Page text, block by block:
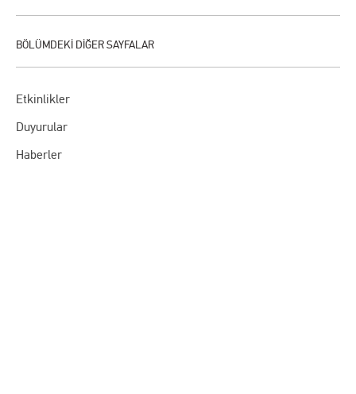
Etkinlikler
Duyurular
Haberler